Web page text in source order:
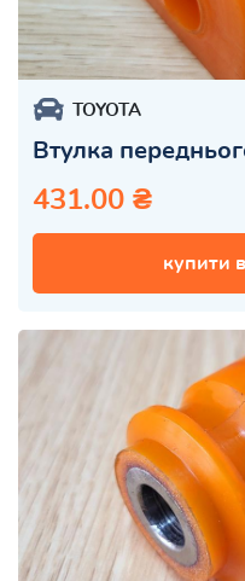
TOYOTA
Втулка
431.00 ₴
купити